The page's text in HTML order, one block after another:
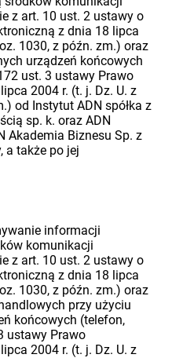
z art. 10 ust. 2 ustawy o
z dnia 18 lipca
1030, z późn. zm.) oraz
urządzeń końcowych
ust. 3 ustawy Prawo
2004 r. (t. j. Dz. U. z
od Instytut ADN spółka z
sp. k. oraz ADN
Akademia Biznesu Sp. z
a także po jej
informacji
komunikacji
z art. 10 ust. 2 ustawy o
z dnia 18 lipca
1030, z późn. zm.) oraz
przy użyciu
końcowych (telefon,
ustawy Prawo
2004 r. (t. j. Dz. U. z